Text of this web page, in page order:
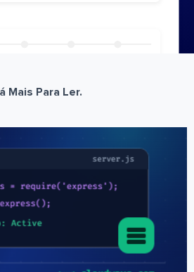
Mais Para Ler.